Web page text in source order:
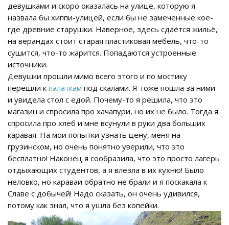
девушками и скоро оказалась на улице, которую я
назвала бы хиппи-улицей, если бы не замеченные кое-
где древние старушки. Наверное, здесь сдаётся жильё,
на верандах стоит старая пластиковая мебель, что-то
сушится, что-то жарится. Попадаются устроенные
источники.
Девушки прошли мимо всего этого и по мостику
перешли к палаткам под скалами. Я тоже пошла за ними
и увидела стол с едой. Почему-то я решила, что это
магазин и спросила про хачапури, но их не было. Тогда я
спросила про хлеб и мне всунули в руки два больших
каравая. На мои попытки узнать цену, меня на
грузинском, но очень понятно уверили, что это
бесплатно! Наконец я сообразила, что это просто лагерь
отдыхающих студентов, а я влезла в их кухню! Было
неловко, но караваи обратно не брали и я поскакала к
Славе с добычей! Надо сказать, он очень удивился,
потому как знал, что я ушла без копейки.